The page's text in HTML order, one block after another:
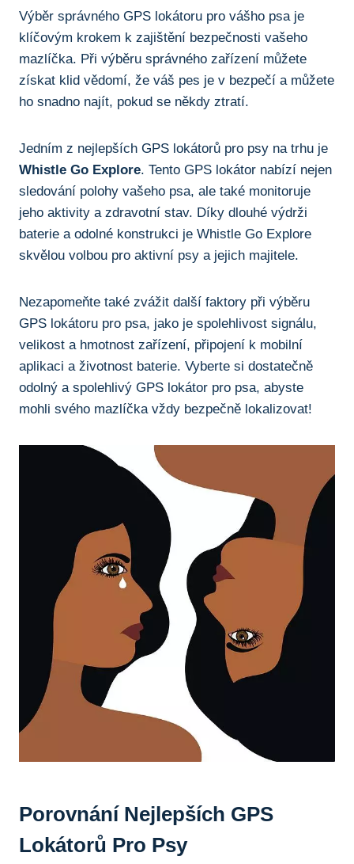
Výběr správného GPS lokátoru pro vášho psa je
klíčovým krokem k zajištění bezpečnosti vašeho
mazlíčka. Při výběru správného zařízení můžete
získat klid vědomí, že váš pes je v bezpečí a můžete
ho snadno najít, pokud se někdy ztratí.
Jedním z nejlepších GPS lokátorů pro psy na trhu je
Whistle Go Explore. Tento GPS lokátor nabízí nejen
sledování polohy vašeho psa, ale také monitoruje
jeho aktivity a zdravotní stav. Díky dlouhé výdrži
baterie a odolné konstrukci je Whistle Go Explore
skvělou volbou pro aktivní psy a jejich majitele.
Nezapomeňte také zvážit další faktory při výběru
GPS lokátoru pro psa, jako je spolehlivost signálu,
velikost a hmotnost zařízení, připojení k mobilní
aplikaci a životnost baterie. Vyberte si dostatečně
odolný a spolehlivý GPS lokátor pro psa, abyste
mohli svého mazlíčka vždy bezpečně lokalizovat!
Porovnání Nejlepších GPS
Lokátorů Pro Psy